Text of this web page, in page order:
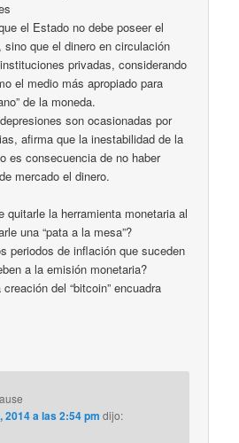
el Estado no debe poseer el
sino que el dinero en circulación
privadas, considerando
el medio más apropiado para
de la moneda.
son ocasionadas por
afirma que la inestabilidad de la
es consecuencia de no haber
mercado el dinero.
quitarle la herramienta monetaria al
una “pata a la mesa”?
periodos de inflación que suceden
a la emisión monetaria?
del “bitcoin” encuadra
2014 a las 2:54 pm dijo: